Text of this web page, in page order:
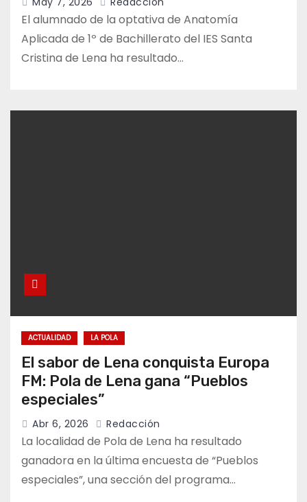
El alumnado de la optativa de Anatomía
Aplicada de 1º de Bachillerato del IES Santa
Cristina de Lena ha resultado…
ACTUALIDAD LA POLA
El sabor de Lena conquista Europa
FM: Pola de Lena gana “Pueblos
especiales”
Abr 6, 2026 Redacción
La localidad de Pola de Lena ha resultado
ganadora en la última encuesta de “Pueblos
especiales”, una sección del programa…